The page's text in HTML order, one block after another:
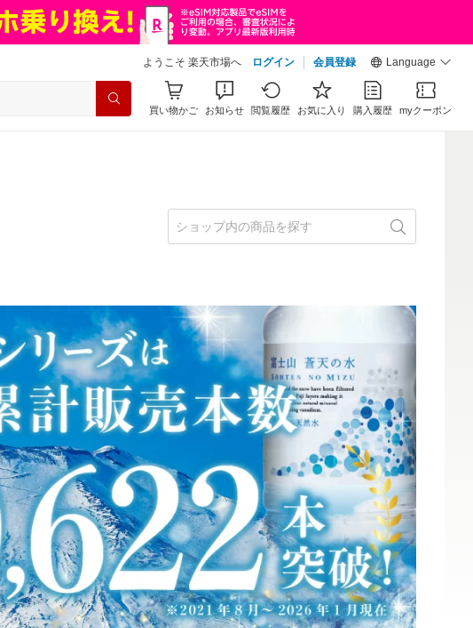
ようこそ 楽天市場へ ログイン 会員登録 Language
買い物かご お知らせ 閲覧履歴 お気に入り 購入履歴 myクーポン